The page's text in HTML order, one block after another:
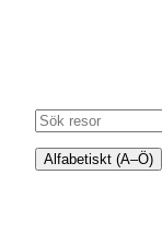
Alfabetiskt (A–Ö)